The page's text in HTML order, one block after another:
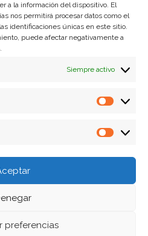
a la información del dispositivo. El
nos permitirá procesar datos como el
identificaciones únicas en este sitio.
puede afectar negativamente a
Siempre activo
preferencias